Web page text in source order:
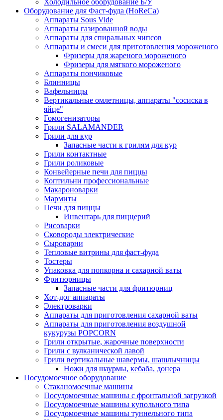
Холодильное оборудование Б/У
Оборудование для Фаст-фуда (HoReCa)
Аппараты Sous Vide
Аппараты газированной воды
Аппараты для спиральных чипсов
Аппараты и смеси для приготовления мороженого
Фризеры для жареного мороженого
Фризеры для мягкого мороженого
Аппараты пончиковые
Блинницы
Вафельницы
Вертикальные омлетницы, аппараты "сосиска в
яйце"
Гомогенизаторы
Грили SALAMANDER
Грили для кур
Запасные части к грилям для кур
Грили контактные
Грили роликовые
Конвейерные печи для пиццы
Коптильни профессиональные
Макароноварки
Мармиты
Печи для пиццы
Инвентарь для пиццерий
Рисоварки
Сковороды электрические
Сыроварни
Тепловые витрины для фаст-фуда
Тостеры
Упаковка для попкорна и сахарной ваты
Фритюрницы
Запасные части для фритюрниц
Хот-дог аппараты
Электроварки
Аппараты для приготовления сахарной ваты
Аппараты для приготовления воздушной
кукурузы POPCORN
Грили открытые, жарочные поверхности
Грили с вулканической лавой
Грили вертикальные шавермы, шашлычницы
Ножи для шаурмы, кебаба, донера
Посудомоечное оборудование
Стаканомоечные машины
Посудомоечные машины с фронтальной загрузкой
Посудомоечные машины купольного типа
Посудомоечные машины туннельного типа